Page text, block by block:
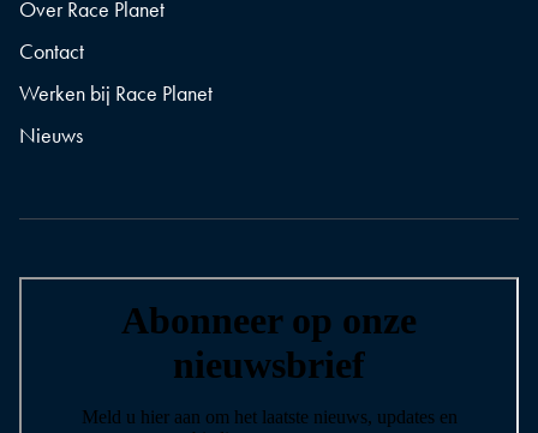
Over Race Planet
Contact
Werken bij Race Planet
Nieuws